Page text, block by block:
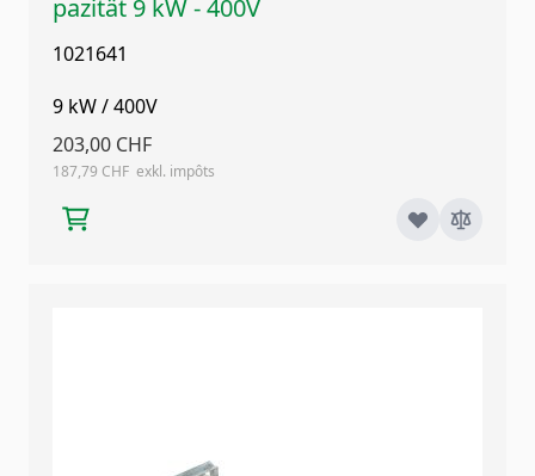
pazität 9 kW - 400V
1021641
9 kW / 400V
203,00 CHF
187,79 CHF